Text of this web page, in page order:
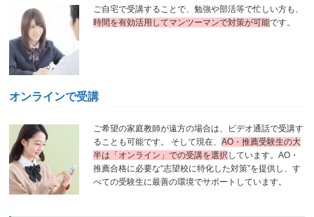
ご自宅で受講することで、勉強や部活等で忙しい方も、
時間を有効活用してマンツーマンで対策が可能です。
オンラインで受講
ご希望の家庭教師が遠方の場合は、ビデオ通話で受講す
ることも可能です。 そして現在、AO・推薦受験生の大
半は「オンライン」での受講を選択 しています。AO・
推薦合格に必要な“志望校に特化した対策”を提供し、す
べての受験生に最善の環境でサポートしています。